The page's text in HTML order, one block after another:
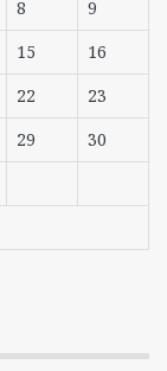
8
9
15
16
22
23
29
30